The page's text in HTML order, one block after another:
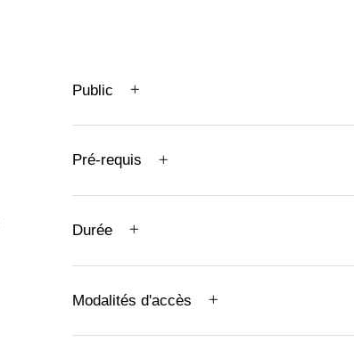
Public
Pré-requis
Durée
Modalités d'accès